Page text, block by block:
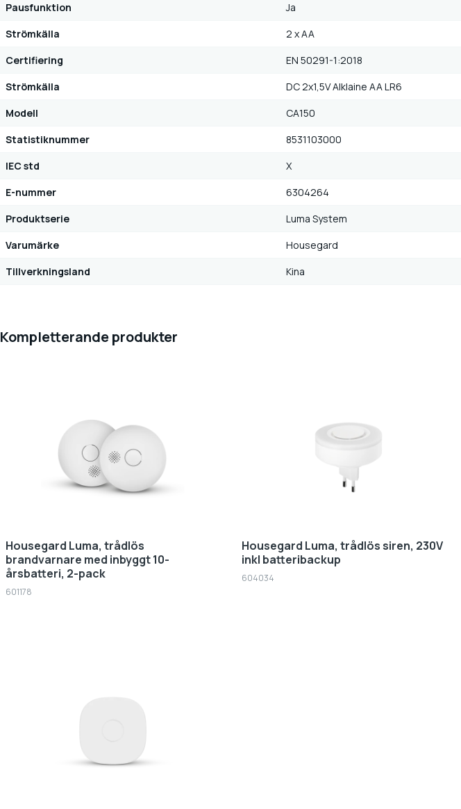
Pausfunktion
Ja
Strömkälla
2 x AA
Certifiering
EN 50291-1:2018
Strömkälla
DC 2x1,5V Alklaine AA LR6
Modell
CA150
Statistiknummer
8531103000
IEC std
X
E-nummer
6304264
Produktserie
Luma System
Varumärke
Housegard
Tillverkningsland
Kina
Kompletterande produkter
Housegard Luma, trådlös
brandvarnare med inbyggt 10-
årsbatteri, 2-pack
601178
Housegard Luma, trådlös siren, 230V
inkl batteribackup
604034